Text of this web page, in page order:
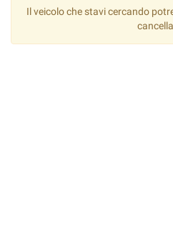
Il veicolo che stavi cercando